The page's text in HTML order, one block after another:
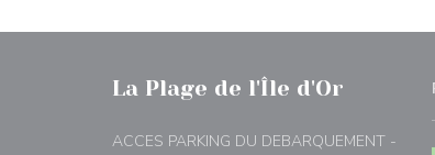
La Plage de l'Île d'Or
ACCES PARKING DU DEBARQUEMENT -